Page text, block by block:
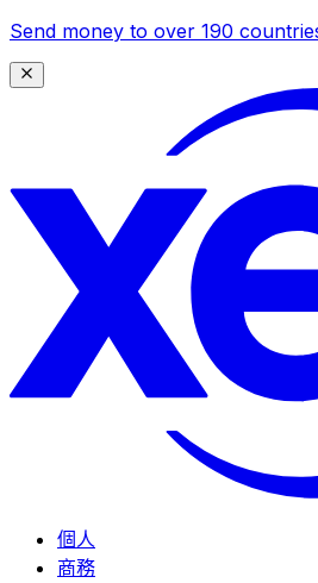
Send money to over 190
個人
商務